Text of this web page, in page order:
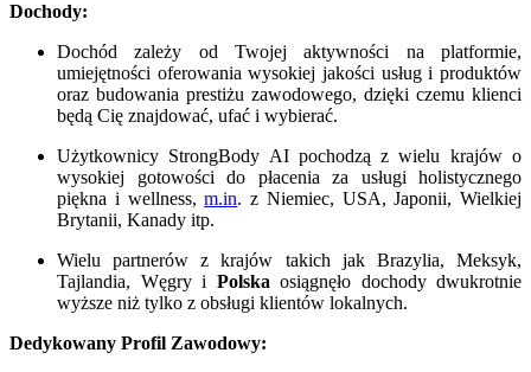
Dochody:
Dochód zależy od Twojej aktywności na platformie,
umiejętności oferowania wysokiej jakości usług i produktów
oraz budowania prestiżu zawodowego, dzięki czemu klienci
będą Cię znajdować, ufać i wybierać.
Użytkownicy StrongBody AI pochodzą z wielu krajów o
wysokiej gotowości do płacenia za usługi holistycznego
piękna i wellness,m.in. z Niemiec, USA, Japonii, Wielkiej
Brytanii, Kanady itp.
Wielu partnerów z krajów takich jak Brazylia, Meksyk,
Tajlandia, Węgry i Polska osiągnęło dochody dwukrotnie
wyższe niż tylko z obsługi klientów lokalnych.
Dedykowany Profil Zawodowy: